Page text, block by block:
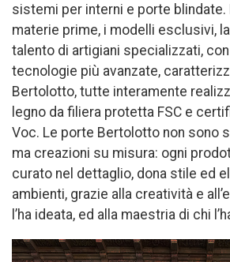
sistemi per interni e porte blindate.
materie prime, i modelli esclusivi,
talento di artigiani specializzati,
tecnologie più avanzate,
Bertolotto, tutte interamente
legno da filiera protetta FSC e
Voc. Le porte Bertolotto non sono
ma creazioni su misura: ogni
curato nel dettaglio, dona stile ed
ambienti, grazie alla creatività e
l’ha ideata, ed alla maestria di chi